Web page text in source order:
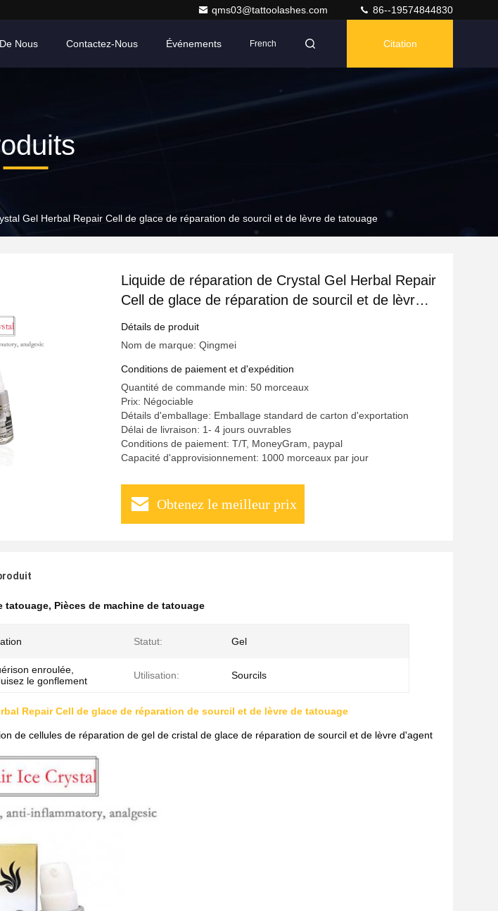
qms03@tattoolashes.com 86--19574844830
Nous Contactez-Nous Événements French Citation
Gel Herbal Repair Cell de glace de réparation de sourcil et de lèvre de tatouage
Liquide de réparation de Crystal Gel Herbal Repair
Cell de glace de réparation de sourcil et de lèvre
de tatouage
Détails de produit
Nom de marque: Qingmei
Conditions de paiement et d'expédition
Quantité de commande min: 50 morceaux
Prix: Négociable
Détails d'emballage: Emballage standard de carton d'exportation
Délai de livraison: 1- 4 jours ouvrables
Conditions de paiement: T/T, MoneyGram, paypal
Capacité d'approvisionnement: 1000 morceaux par jour
Obtenez le meilleur prix
tatouage, Pièces de machine de tatouage
Statut: Gel
enroulée,
le gonflement
Utilisation: Sourcils
Repair Cell de glace de réparation de sourcil et de lèvre de tatouage
de cellules de réparation de gel de cristal de glace de réparation de sourcil et de lèvre d'agent